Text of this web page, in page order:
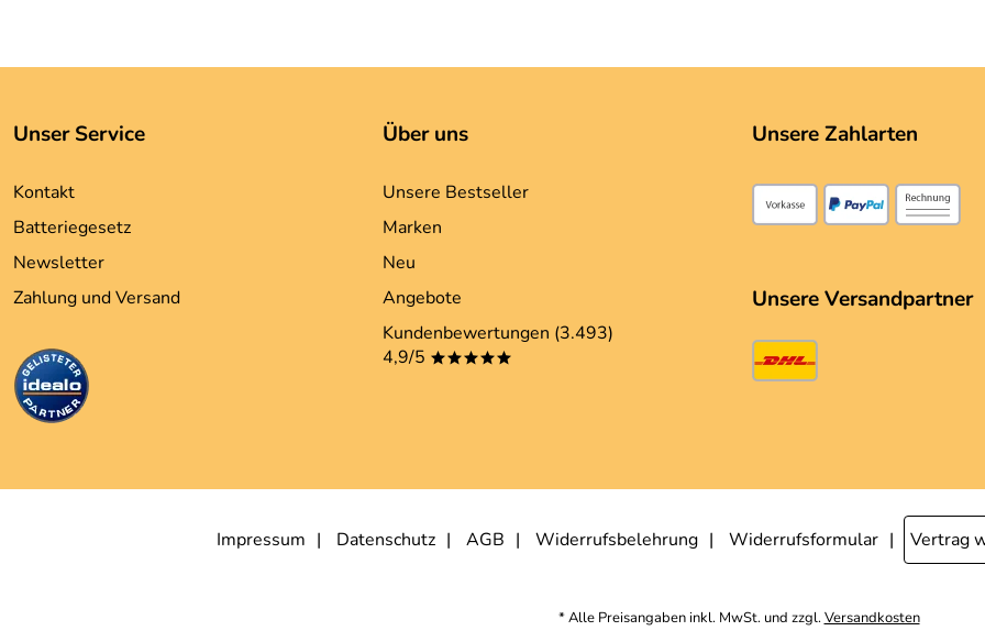
Unser Service
Kontakt
Batteriegesetz
Newsletter
Zahlung und Versand
Über uns
Unsere Bestseller
Marken
Neu
Angebote
Kundenbewertungen (3.493)
4,9/5 *****
Unsere Zahlarten
Unsere Versandpartner
Impressum Datenschutz AGB Widerrufsbelehrung Widerrufsformular Vertrag
* Alle Preisangaben inkl. MwSt. und zzgl.Versandkosten